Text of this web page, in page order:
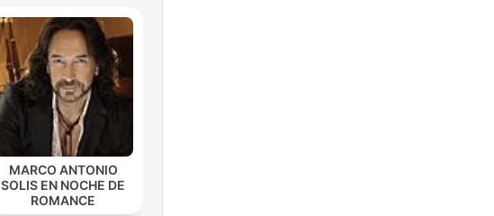
MARCO ANTONIO
SOLIS EN NOCHE DE
ROMANCE